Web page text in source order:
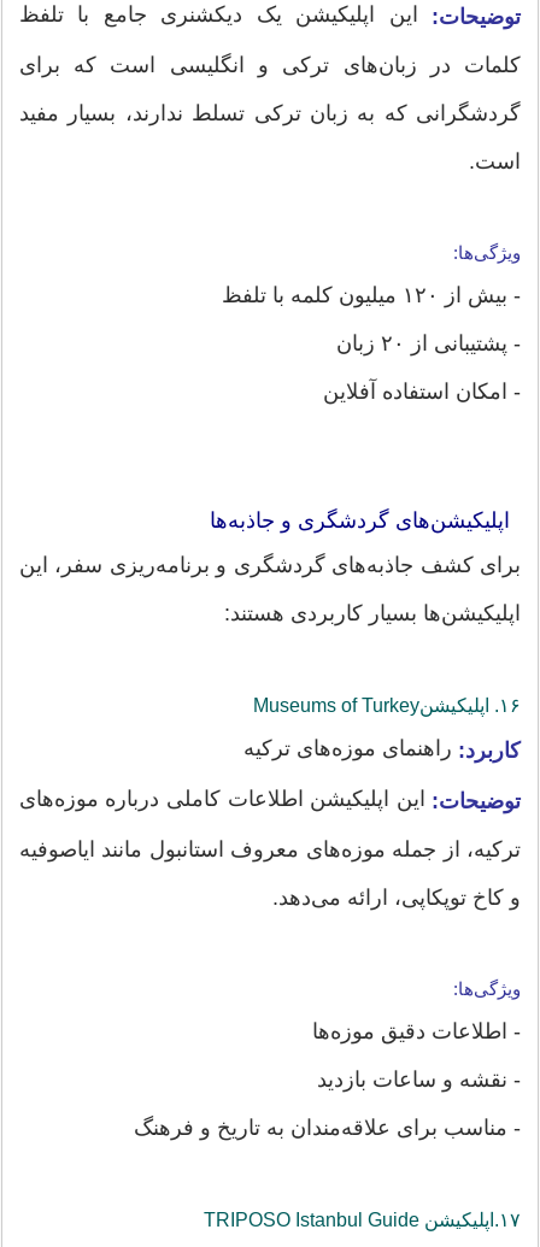
توضیحات: این اپلیکیشن یک دیکشنری جامع با تلفظ
کلمات در زبان‌های ترکی و انگلیسی است که برای
گردشگرانی که به زبان ترکی تسلط ندارند، بسیار مفید
است.
ویژگی‌ها:
- بیش از ۱۲۰ میلیون کلمه با تلفظ
- پشتیبانی از ۲۰ زبان
- امکان استفاده آفلاین
اپلیکیشن‌های گردشگری و جاذبه‌ها
برای کشف جاذبه‌های گردشگری و برنامه‌ریزی سفر، این
اپلیکیشن‌ها بسیار کاربردی هستند:
۱۶. اپلیکیشن‌Museums of Turkey
کاربرد: راهنمای موزه‌های ترکیه
توضیحات: این اپلیکیشن اطلاعات کاملی درباره موزه‌های
ترکیه، از جمله موزه‌های معروف استانبول مانند ایاصوفیه
و کاخ توپکاپی، ارائه می‌دهد.
ویژگی‌ها:
- اطلاعات دقیق موزه‌ها
- نقشه و ساعات بازدید
- مناسب برای علاقه‌مندان به تاریخ و فرهنگ
۱۷.اپلیکیشن‌ TRIPOSO Istanbul Guide